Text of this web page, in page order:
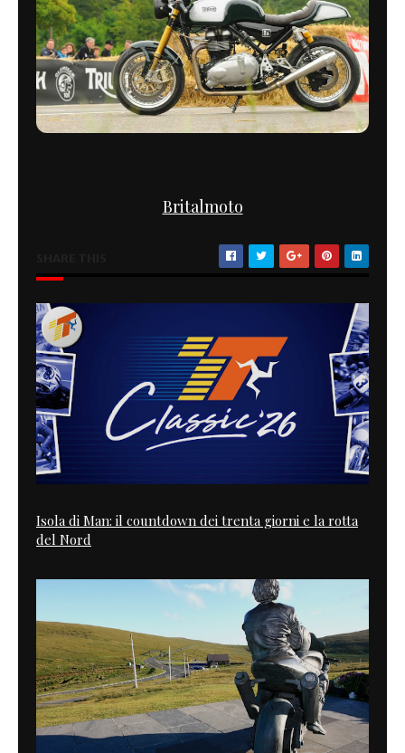
Britalmoto
Isola di Man: il countdown dei trenta giorni e la rotta
del Nord